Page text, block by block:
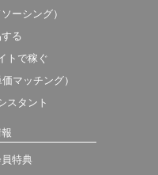
ーシング）
る
トで稼ぐ
マッチング）
スタント
特典